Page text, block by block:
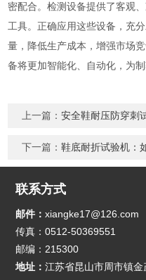
密配合。检测设备提供了客观
工具。正确应用这些设备，充
量，降低生产成本，增强市场
备将更加智能化、自动化，为
上一篇：安全鞋耐压防穿刺试验
下一篇：鞋底耐折试验机：如
联系方式
邮件：xiangke17@126.com
传真：0512-50369551
邮编：215300
地址：江苏省昆山市周市镇金